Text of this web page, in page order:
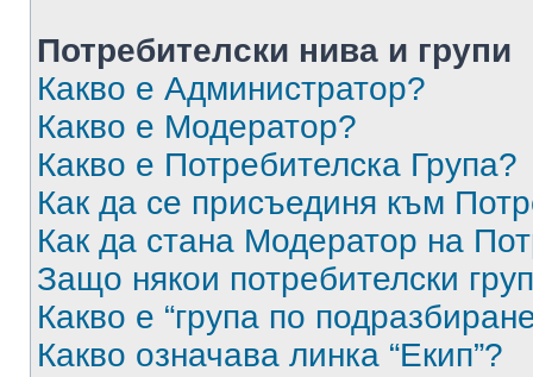
Потребителски нива и групи
Какво е Администратор?
Какво е Модератор?
Какво е Потребителска Група?
Как да се присъединя към
Как да стана Модератор на
Защо някои потребителски
Какво е “група по
Какво означава линка “Екип”?